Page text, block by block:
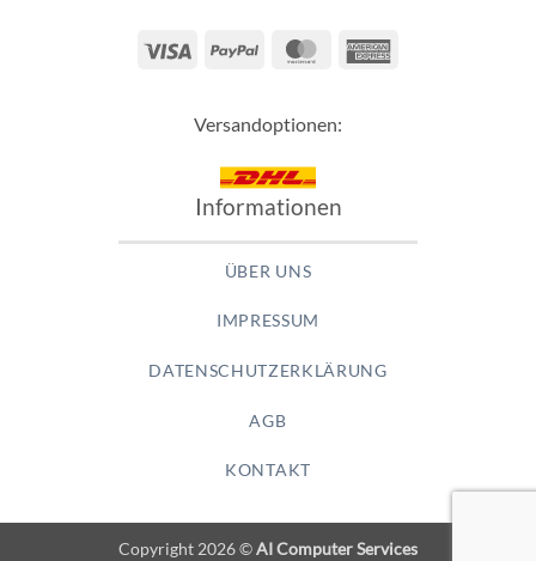
Visa PayPal MasterCard
Versandoptionen:
Informationen
ÜBER UNS
IMPRESSUM
DATENSCHUTZERKLÄRUNG
AGB
KONTAKT
Copyright 2026 ©AI Computer Services